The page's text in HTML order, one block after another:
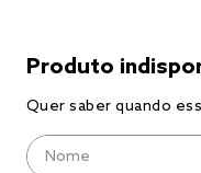
cobre leito
cobertor
jogo cama
casal